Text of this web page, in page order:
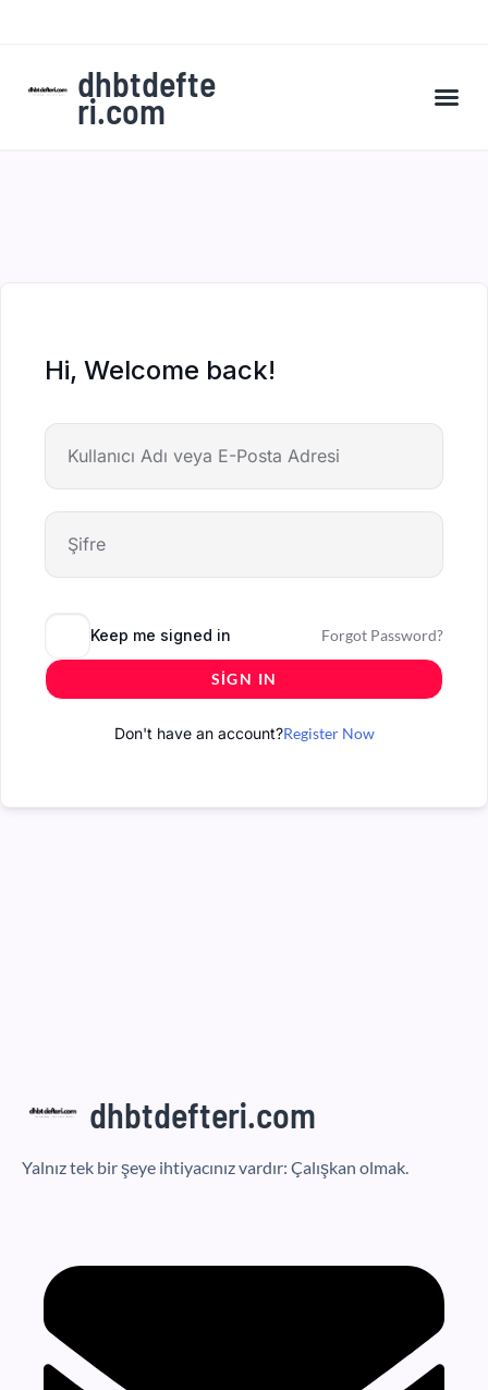
dhbtdefte
ri.com
Hi, Welcome back!
Keep me signed in Forgot Password?
SIGN IN
Don't have an account?Register Now
dhbtdefteri.com
Yalnız tek bir şeye ihtiyacınız vardır: Çalışkan olmak.